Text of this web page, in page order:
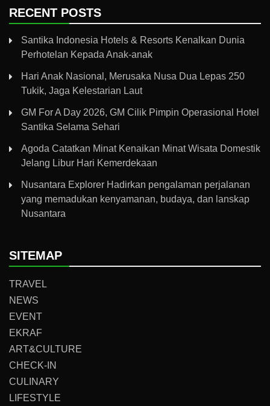
RECENT POSTS
Santika Indonesia Hotels & Resorts Kenalkan Dunia
Perhotelan Kepada Anak-anak
Hari Anak Nasional, Merusaka Nusa Dua Lepas 250
Tukik, Jaga Kelestarian Laut
GM For A Day 2026, GM Cilik Pimpin Operasional Hotel
Santika Selama Sehari
Agoda Catatkan Minat Kenaikan Minat Wisata Domestik
Jelang Libur Hari Kemerdekaan
Nusantara Explorer Hadirkan pengalaman perjalanan
yang memadukan kenyamanan, budaya, dan lanskap
Nusantara
SITEMAP
TRAVEL
NEWS
EVENT
EKRAF
ART&CULTURE
CHECK-IN
CULINARY
LIFESTYLE